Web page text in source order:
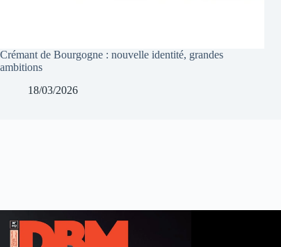
Crémant de Bourgogne : nouvelle identité, grandes
ambitions
18/03/2026